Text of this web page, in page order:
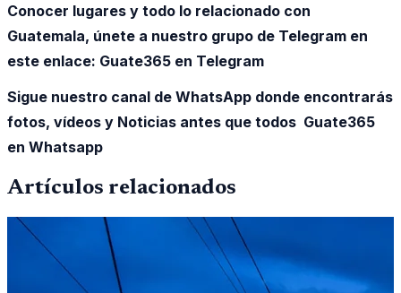
Conocer lugares y todo lo relacionado con
Guatemala, únete a nuestro grupo de Telegram en
este enlace: Guate365 en Telegram
Sigue nuestro canal de WhatsApp donde encontrarás
fotos, vídeos y Noticias antes que todos Guate365
en Whatsapp
Artículos relacionados